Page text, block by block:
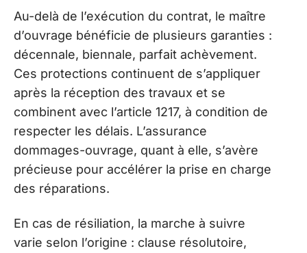
Au-delà de l’exécution du contrat, le maître
d’ouvrage bénéficie de plusieurs garanties :
décennale, biennale, parfait achèvement.
Ces protections continuent de s’appliquer
après la réception des travaux et se
combinent avec l’article 1217, à condition de
respecter les délais. L’assurance
dommages-ouvrage, quant à elle, s’avère
précieuse pour accélérer la prise en charge
des réparations.
En cas de résiliation, la marche à suivre
varie selon l’origine : clause résolutoire,